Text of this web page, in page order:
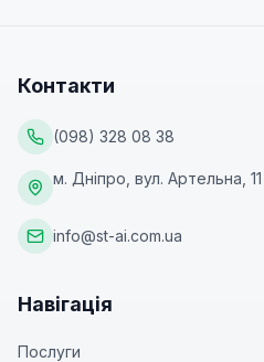
Контакти
(098) 328 08 38
м. Дніпро, вул. Артельна, 11
info@st-ai.com.ua
Навігація
Послуги